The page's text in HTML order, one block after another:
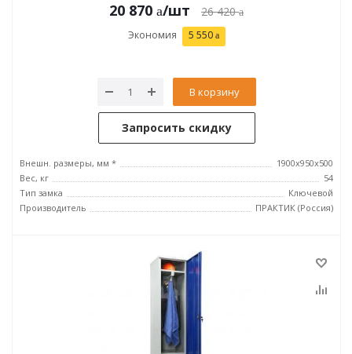
20 870 /шт 26 420
Экономия 5 550
В корзину
Запросить скидку
Внешн. размеры, мм *
1900x950x500
Вес, кг
54
Тип замка
Ключевой
Производитель
ПРАКТИК (Россия)